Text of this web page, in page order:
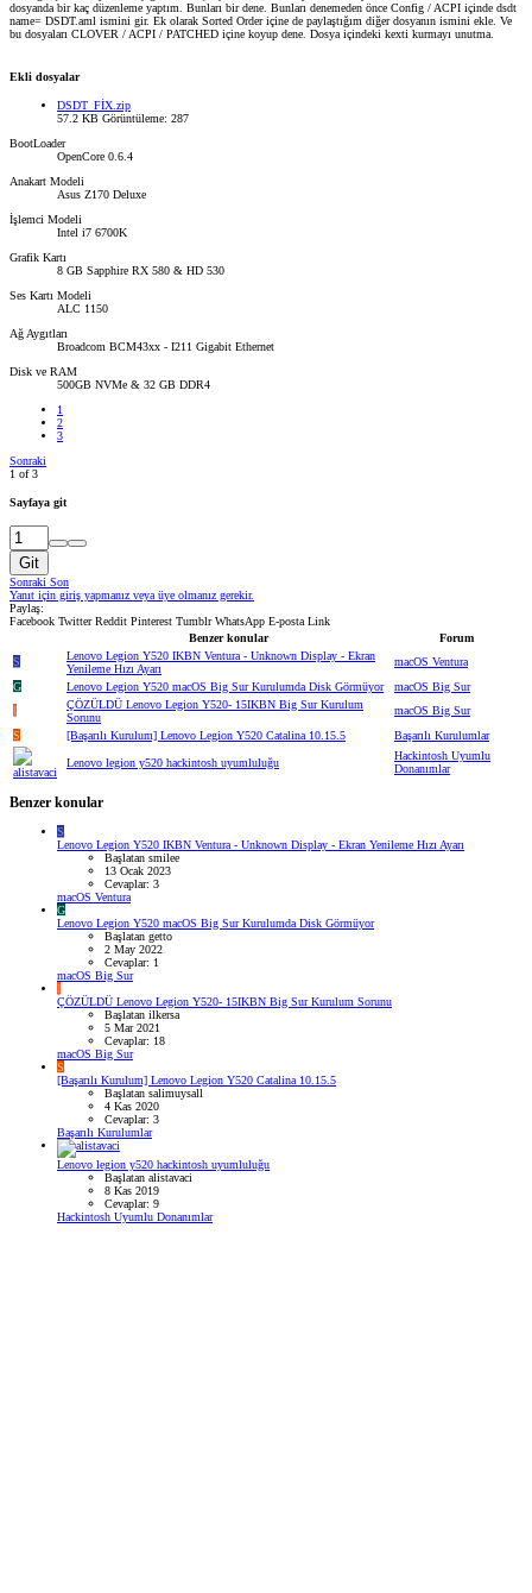
dosyanda bir kaç düzenleme yaptım. Bunları bir dene. Bunları denemeden önce Config / ACPI içinde dsdt
name= DSDT.aml ismini gir. Ek olarak Sorted Order içine de paylaştığım diğer dosyanın ismini ekle. Ve
bu dosyaları CLOVER / ACPI / PATCHED içine koyup dene. Dosya içindeki kexti kurmayı unutma.
Ekli dosyalar
DSDT_FİX.zip
57.2 KB Görüntüleme: 287
BootLoader
OpenCore 0.6.4
Anakart Modeli
Asus Z170 Deluxe
İşlemci Modeli
Intel i7 6700K
Grafik Kartı
8 GB Sapphire RX 580 & HD 530
Ses Kartı Modeli
ALC 1150
Ağ Aygıtları
Broadcom BCM43xx - I211 Gigabit Ethernet
Disk ve RAM
500GB NVMe & 32 GB DDR4
1
2
3
Sonraki
1 of 3
Sayfaya git
Git
Sonraki Son
Yanıt için giriş yapmanız veya üye olmanız gerekir.
Paylaş:
Facebook Twitter Reddit Pinterest Tumblr WhatsApp E-posta Link
Benzer konular
Forum
S
Lenovo Legion Y520 IKBN Ventura - Unknown Display - Ekran
Yenileme Hızı Ayarı
macOS Ventura
G
Lenovo Legion Y520 macOS Big Sur Kurulumda Disk Görmüyor
macOS Big Sur
I
ÇÖZÜLDÜ Lenovo Legion Y520- 15IKBN Big Sur Kurulum
Sorunu
macOS Big Sur
S
[Başarılı Kurulum] Lenovo Legion Y520 Catalina 10.15.5 Başarılı Kurulumlar
Lenovo legion y520 hackintosh uyumluluğu
Hackintosh Uyumlu
Donanımlar
Benzer konular
S
Lenovo Legion Y520 IKBN Ventura - Unknown Display - Ekran Yenileme Hızı Ayarı
Başlatan smilee
13 Ocak 2023
Cevaplar: 3
macOS Ventura
G
Lenovo Legion Y520 macOS Big Sur Kurulumda Disk Görmüyor
Başlatan getto
2 May 2022
Cevaplar: 1
macOS Big Sur
I
ÇÖZÜLDÜ Lenovo Legion Y520- 15IKBN Big Sur Kurulum Sorunu
Başlatan ilkersa
5 Mar 2021
Cevaplar: 18
macOS Big Sur
S
[Başarılı Kurulum] Lenovo Legion Y520 Catalina 10.15.5
Başlatan salimuysall
4 Kas 2020
Cevaplar: 3
Başarılı Kurulumlar
Lenovo legion y520 hackintosh uyumluluğu
Başlatan alistavaci
8 Kas 2019
Cevaplar: 9
Hackintosh Uyumlu Donanımlar